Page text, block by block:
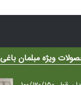
ویژه مبلمان باغی